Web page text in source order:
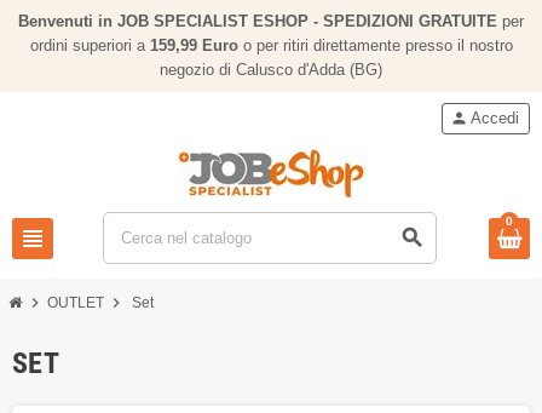
Benvenuti in JOB SPECIALIST ESHOP - SPEDIZIONI GRATUITE per
ordini superiori a 159,99 Euro o per ritiri direttamente presso il nostro
negozio di Calusco d'Adda (BG)
view_headline search
person Accedi
0
chevron_right OUTLET chevron_right Set
SET